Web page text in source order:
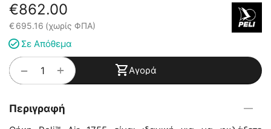
€862.00
€695.16 (χωρίς ΦΠΑ)
Σε Απόθεμα
+
− Αγορά
Περιγραφή